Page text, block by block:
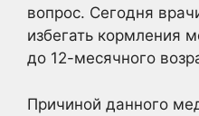
вопрос. Сегодня
избегать кормления
до 12-месячного
Причиной данного